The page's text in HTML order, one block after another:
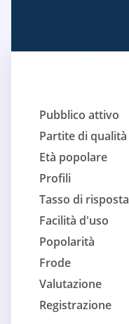
Pubblico attivo
Partite di qualità
Età popolare
Profili
Tasso di risposta
Facilità d'uso
Popolarità
Frode
Valutazione
Registrazione